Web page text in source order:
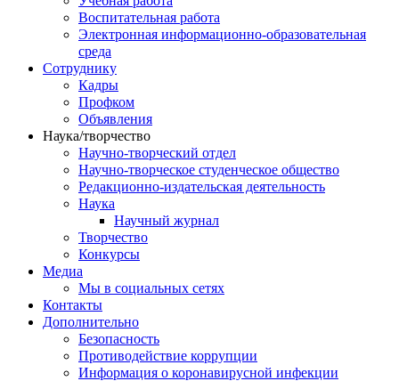
Воспитательная работа
Электронная информационно-образовательная
среда
Сотруднику
Кадры
Профком
Объявления
Наука/творчество
Научно-творческий отдел
Научно-творческое студенческое общество
Редакционно-издательская деятельность
Наука
Научный журнал
Творчество
Конкурсы
Медиа
Мы в социальных сетях
Контакты
Дополнительно
Безопасность
Противодействие коррупции
Информация о коронавирусной инфекции